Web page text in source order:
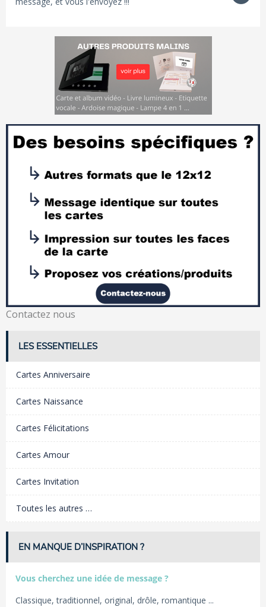
Contactez nous
LES ESSENTIELLES
Cartes Anniversaire
Cartes Naissance
Cartes Félicitations
Cartes Amour
Cartes Invitation
Toutes les autres …
EN MANQUE D’INSPIRATION ?
Vous cherchez une idée de message ?
Classique, traditionnel, original, drôle, romantique ...